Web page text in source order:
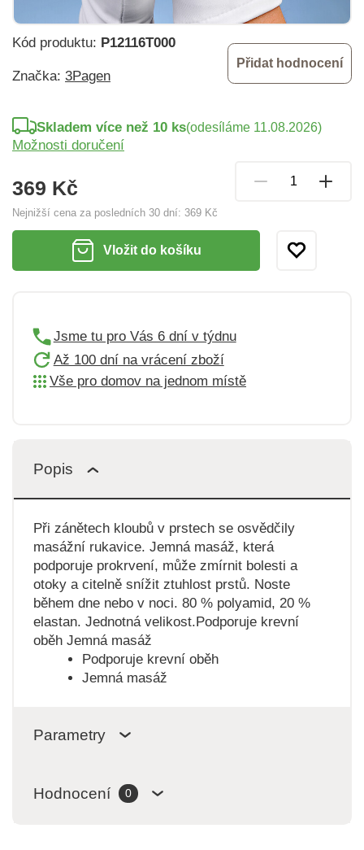
Kód produktu: P12116T000
Značka: 3Pagen
Přidat hodnocení
369 Kč
Nejnižší cena za posledních 30 dní: 369 Kč
Skladem více než 10 ks(odesíláme 11.08.2026)
Možnosti doručení
Vložit do košíku
Jsme tu pro Vás 6 dní v týdnu
Až 100 dní na vrácení zboží
Vše pro domov na jednom místě
Popis
Při zánětech kloubů v prstech se osvědčily
masážní rukavice. Jemná masáž, která
podporuje prokrvení, může zmírnit bolesti a
otoky a citelně snížit ztuhlost prstů. Noste
během dne nebo v noci. 80 % polyamid, 20 %
elastan. Jednotná velikost.Podporuje krevní
oběh Jemná masáž
Podporuje krevní oběh
Jemná masáž
Parametry
Hodnocení 0